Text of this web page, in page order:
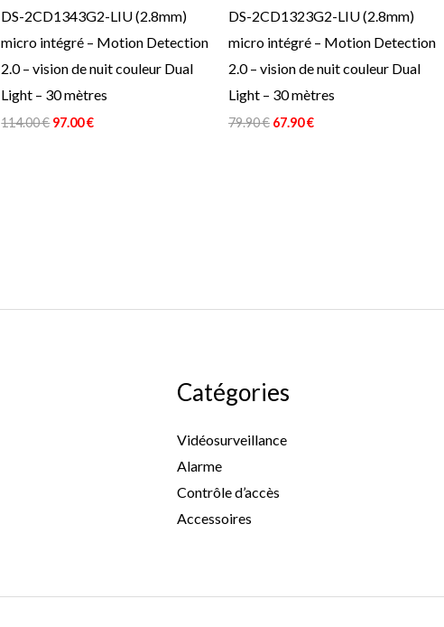
DS-2CD1343G2-LIU (2.8mm)
micro intégré – Motion Detection
2.0 – vision de nuit couleur Dual
Light – 30 mètres
114.00€ 97.00€
DS-2CD1323G2-LIU (2.8mm)
micro intégré – Motion Detection
2.0 – vision de nuit couleur Dual
Light – 30 mètres
79.90€ 67.90€
Catégories
Vidéosurveillance
Alarme
Contrôle d’accès
Accessoires